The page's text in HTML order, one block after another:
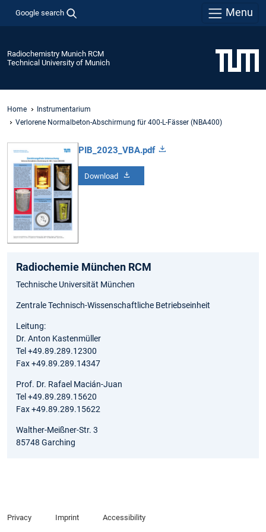
Google search Menu
Radiochemistry Munich RCM
Technical University of Munich
Home
Instrumentarium
Verlorene Normalbeton-Abschirmung für 400-L-Fässer (NBA400)
PIB_2023_VBA.pdf
Download
Radiochemie München RCM
Technische Universität München
Zentrale Technisch-Wissenschaftliche Betriebseinheit
Leitung:
Dr. Anton Kastenmüller
Tel +49.89.289.12300
Fax +49.89.289.14347
Prof. Dr. Rafael Macián-Juan
Tel +49.89.289.15620
Fax +49.89.289.15622
Walther-Meißner-Str. 3
85748 Garching
Privacy Imprint Accessibility